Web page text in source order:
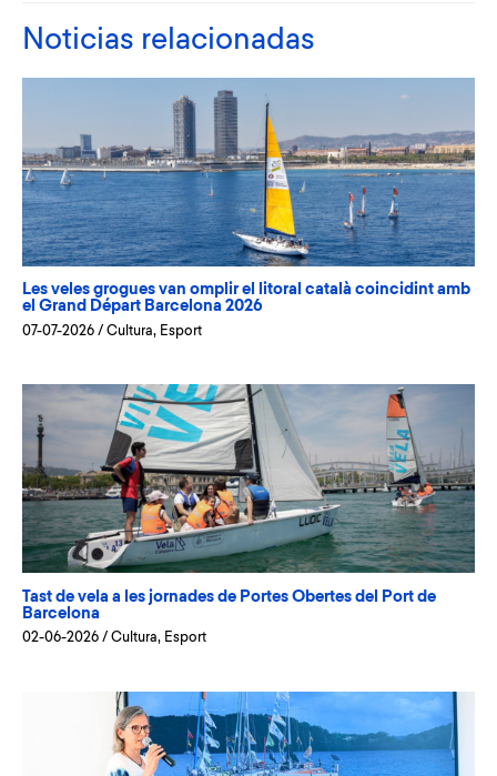
Noticias relacionadas
Les veles grogues van omplir el litoral català coincidint amb
el Grand Départ Barcelona 2026
07-07-2026 / Cultura, Esport
Tast de vela a les jornades de Portes Obertes del Port de
Barcelona
02-06-2026 / Cultura, Esport